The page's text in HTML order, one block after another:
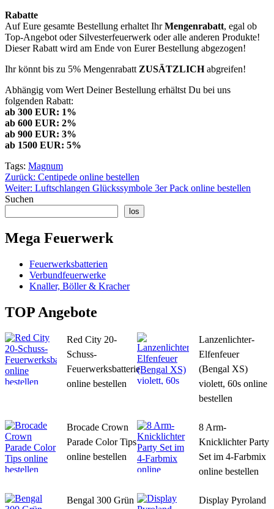
Rabatte
Auf Eure gesamte Bestellung erhaltet IhrMengenrabatt, egal ob
Top-Angebot oder Silvesterfeuerwerk oder alle anderen Produkte!
Dieser Rabatt wird am Ende von Eurer Bestellung abgezogen!
Ihr könnt bis zu 5% Mengenrabatt ZUSÄTZLICHabgreifen!
Abhängig vom Wert Deiner Bestellung erhältst Du bei uns
folgenden Rabatt:
ab 300 EUR: 1%
ab 600 EUR: 2%
ab 900 EUR: 3%
ab 1500 EUR: 5%
Tags: Magnum
Beitragsnavigation
Zurück: Centipede online bestellen
Weiter: Luftschlangen Glückssymbole 3er Pack online bestellen
Suchen
los
Mega Feuerwerk
Feuerwerksbatterien
Verbundfeuerwerke
Knaller, Böller & Kracher
TOP Angebote
Red City 20-
Schuss-
Feuerwerksbatterie
online bestellen
Lanzenlichter-
Elfenfeuer
(Bengal XS)
violett, 60s online
bestellen
Brocade Crown
Parade Color Tips
online bestellen
8 Arm-
Knicklichter Party
Set im 4-Farbmix
online bestellen
Bengal 300 Grün
Display Pyroland